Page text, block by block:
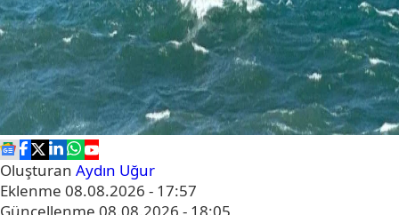
Oluşturan Aydın Uğur
Eklenme 08.08.2026 - 17:57